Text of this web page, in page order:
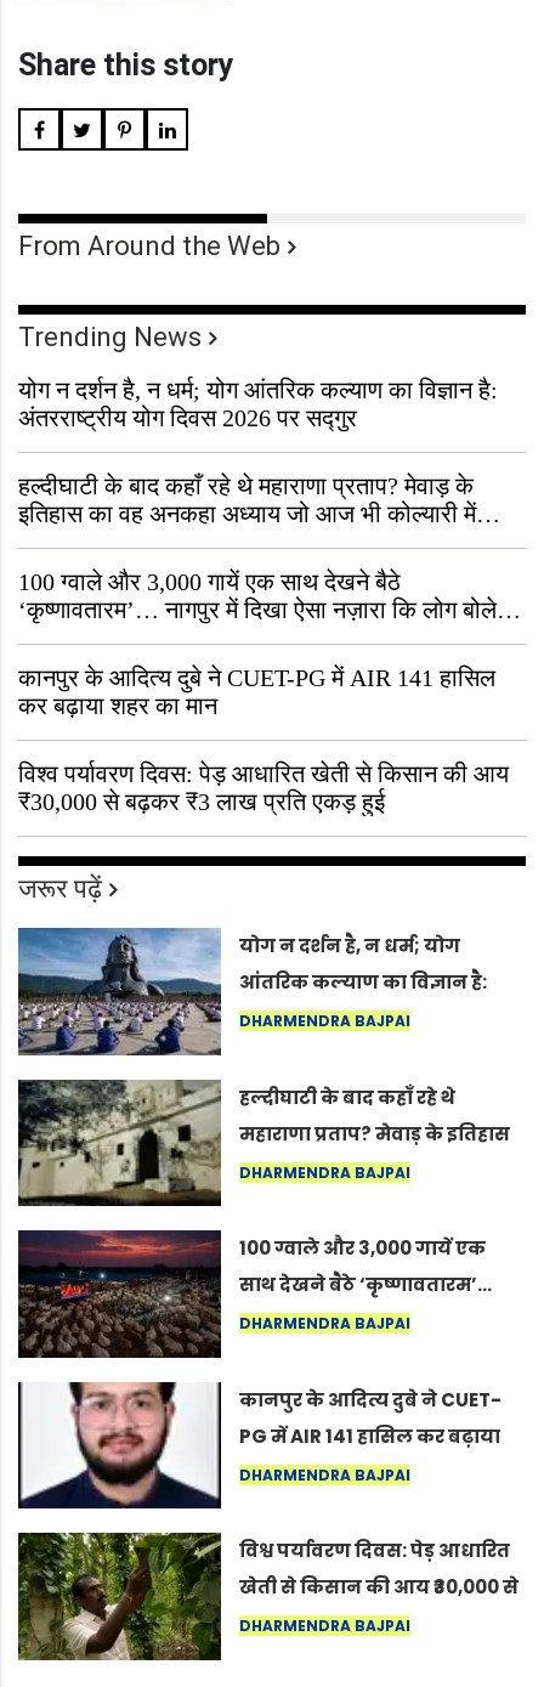
Share this story
From Around the Web
Trending News
योग न दर्शन है, न धर्म; योग आंतरिक कल्याण का विज्ञान है:
अंतरराष्ट्रीय योग दिवस 2026 पर सद्गुर
हल्दीघाटी के बाद कहाँ रहे थे महाराणा प्रताप? मेवाड़ के
इतिहास का वह अनकहा अध्याय जो आज भी कोल्यारी में
जीवित है
100 ग्वाले और 3,000 गायें एक साथ देखने बैठे
‘कृष्णावतारम’… नागपुर में दिखा ऐसा नज़ारा कि लोग बोले,
“ऐसा तो सिर्फ़ कृष्ण ही कर सकते हैं”
कानपुर के आदित्य दुबे ने CUET-PG में AIR 141 हासिल
कर बढ़ाया शहर का मान
विश्व पर्यावरण दिवस: पेड़ आधारित खेती से किसान की आय
₹30,000 से बढ़कर ₹3 लाख प्रति एकड़ हुई
जरूर पढ़ें
योग न दर्शन है, न धर्म; योग
आंतरिक कल्याण का विज्ञान है:
अंतरराष्ट्रीय योग दिवस 2026 पर
DHARMENDRA BAJPAI
हल्दीघाटी के बाद कहाँ रहे थे
महाराणा प्रताप? मेवाड़ के इतिहास
का वह अनकहा अध्याय जो आज भी
DHARMENDRA BAJPAI
100 ग्वाले और 3,000 गायें एक
साथ देखने बैठे ‘कृष्णावतारम’…
नागपुर में दिखा ऐसा नज़ारा कि
कर सकते हैं”
DHARMENDRA BAJPAI
कानपुर के आदित्य दुबे ने CUET-
PG में AIR 141 हासिल कर बढ़ाया
शहर का मान
DHARMENDRA BAJPAI
विश्व पर्यावरण दिवस: पेड़ आधारित
खेती से किसान की आय ₹30,000 से
बढ़कर ₹3 लाख प्रति एकड़ हुई
DHARMENDRA BAJPAI